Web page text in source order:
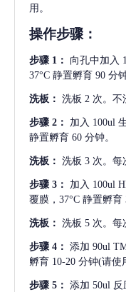
用。
操作步骤：
步骤 1： 向孔中加入
37°C 静置孵育 90 分钟
洗板： 洗板 2 次。不
步骤 2： 加入 100ul
静置孵育 60 分钟。
洗板： 洗板 3 次。每
步骤 3： 加入 100ul
覆膜，37°C 静置孵育
洗板： 洗板 5 次。每
步骤 4： 添加 90ul
孵育 10-20 分钟(请使
步骤 5： 添加 50ul 反